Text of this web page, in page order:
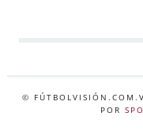
©
POR